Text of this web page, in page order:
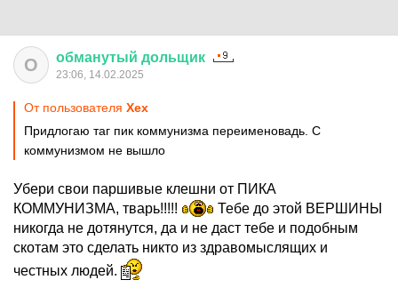
О обманутый дольщик
23:06, 14.02.2025
От пользователя Хех
Придлогаю таг пик коммунизма переименовадь. С
коммунизмом не вышло
Убери свои паршивые клешни от ПИКА
КОММУНИЗМА, тварь!!!!!
Тебе до этой ВЕРШИНЫ
никогда не дотянутся, да и не даст тебе и подобным
скотам это сделать никто из здравомыслящих и
честных людей.